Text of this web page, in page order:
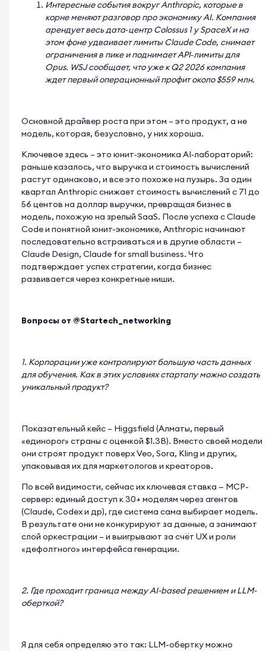
Интересные события вокруг Anthropic, которые в
корне меняют разговор про экономику AI. Компания
арендует весь дата‑центр Colossus 1 у SpaceX и на
этом фоне удваивает лимиты Claude Code, снимает
ограничения в пике и поднимает API‑лимиты для
Opus. WSJ сообщает, что уже к Q2 2026 компания
ждет первый операционный профит около $559 млн.
Основной драйвер роста при этом – это продукт, а не
модель, которая, безусловно, у них хороша.
Ключевое здесь – это юнит‑экономика AI‑лабораторий:
раньше казалось, что выручка и стоимость вычислений
растут одинаково, и все это похоже на пузырь. За один
квартал Anthropic снижает стоимость вычислений с 71 до
56 центов на доллар выручки, превращая бизнес в
модель, похожую на зрелый SaaS. После успеха с Claude
Code и понятной юнит-экономике, Anthropic начинают
последовательно встраиваться и в другие области –
Claude Design, Claude for small business. Что
подтверждает успех стратегии, когда бизнес
развивается через конкретные ниши.
Вопросы от @Startech_networking
1. Корпорации уже контролируют большую часть данных
для обучения. Как в этих условиях стартапу можно создать
уникальный продукт?
Показательный кейс – Higgsfield (Алматы, первый
«единорог» страны с оценкой $1.3B). Вместо своей модели
они строят продукт поверх Veo, Sora, Kling и других,
упаковывая их для маркетологов и креаторов.
По всей видимости, сейчас их ключевая ставка — MCP-
сервер: единый доступ к 30+ моделям через агентов
(Claude, Codex и др), где система сама выбирает модель.
В результате они не конкурируют за данные, а занимают
слой оркестрации – и выигрывают за счёт UX и роли
«дефолтного» интерфейса генерации.
2. Где проходит граница между AI-based решением и LLM-
оберткой?
Я для себя определяю это так: LLM-обертку можно